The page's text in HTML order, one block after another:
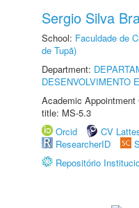
Sergio Silva
School: Faculdade de
de Tupã)
Department:
DESENVOLVIMENTO
Academic
title: MS-5.3
Orcid
CV
ResearcherID
Repositório